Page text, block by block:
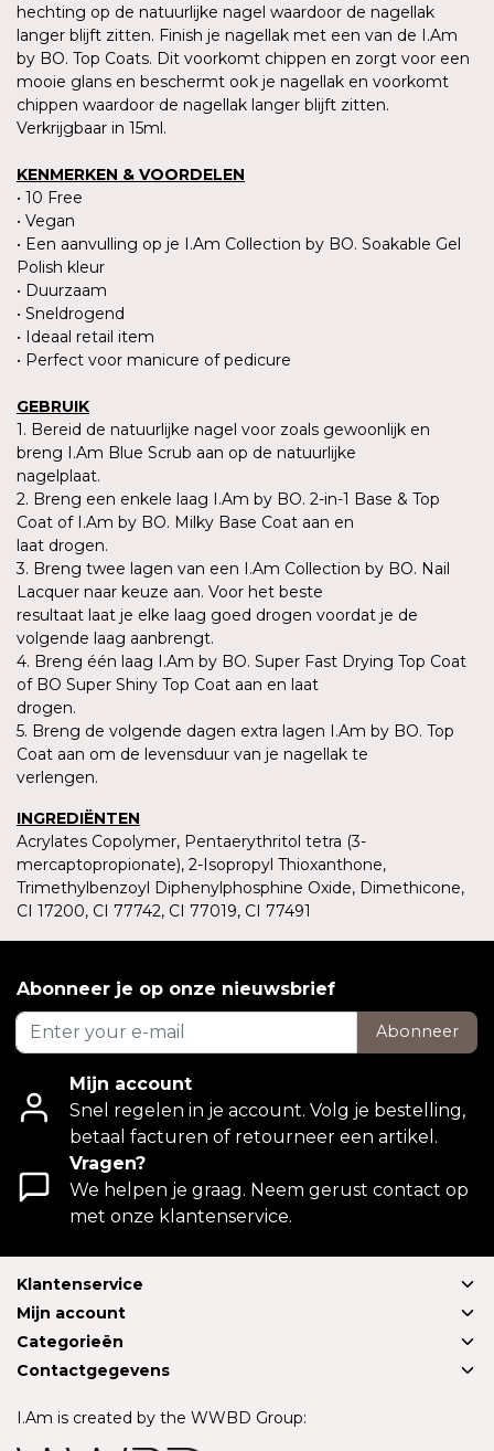
hechting op de natuurlijke nagel waardoor de nagellak
langer blijft zitten. Finish je nagellak met een van de I.Am
by BO. Top Coats. Dit voorkomt chippen en zorgt voor een
mooie glans en beschermt ook je nagellak en voorkomt
chippen waardoor de nagellak langer blijft zitten.
Verkrijgbaar in 15ml.
KENMERKEN & VOORDELEN
• 10 Free
• Vegan
• Een aanvulling op je I.Am Collection by BO. Soakable Gel
Polish kleur
• Duurzaam
• Sneldrogend
• Ideaal retail item
• Perfect voor manicure of pedicure
GEBRUIK
1. Bereid de natuurlijke nagel voor zoals gewoonlijk en
breng I.Am Blue Scrub aan op de natuurlijke
nagelplaat.
2. Breng een enkele laag I.Am by BO. 2-in-1 Base & Top
Coat of I.Am by BO. Milky Base Coat aan en
laat drogen.
3. Breng twee lagen van een I.Am Collection by BO. Nail
Lacquer naar keuze aan. Voor het beste
resultaat laat je elke laag goed drogen voordat je de
volgende laag aanbrengt.
4. Breng één laag I.Am by BO. Super Fast Drying Top Coat
of BO Super Shiny Top Coat aan en laat
drogen.
5. Breng de volgende dagen extra lagen I.Am by BO. Top
Coat aan om de levensduur van je nagellak te
verlengen.
INGREDIËNTEN
Acrylates Copolymer, Pentaerythritol tetra (3-
mercaptopropionate), 2-Isopropyl Thioxanthone,
Trimethylbenzoyl Diphenylphosphine Oxide, Dimethicone,
CI 17200, CI 77742, CI 77019, CI 77491
Abonneer je op onze nieuwsbrief
Abonneer
Mijn account
Snel regelen in je account. Volg je bestelling,
betaal facturen of retourneer een artikel.
Vragen?
We helpen je graag. Neem gerust contact op
met onze klantenservice.
Klantenservice
Mijn account
Categorieën
Contactgegevens
I.Am is created by the WWBD Group: